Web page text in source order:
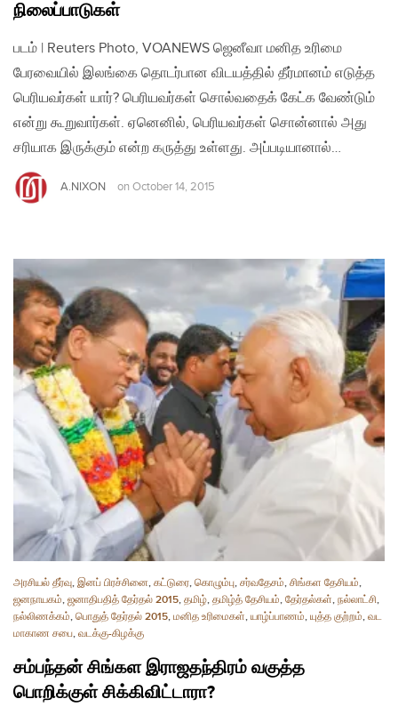
நிலைப்பாடுகள்
படம் | Reuters Photo, VOANEWS ஜெனீவா மனித உரிமை
பேரவையில் இலங்கை தொடர்பான விடயத்தில் தீர்மானம் எடுத்த
பெரியவர்கள் யார்? பெரியவர்கள் சொல்வதைக் கேட்க வேண்டும்
என்று கூறுவார்கள். ஏனெனில், பெரியவர்கள் சொன்னால் அது
சரியாக இருக்கும் என்ற கருத்து உள்ளது. அப்படியானால்…
A.NIXON on October 14, 2015
அரசியல் தீர்வு, இனப் பிரச்சினை, கட்டுரை, கொழும்பு, சர்வதேசம், சிங்கள தேசியம்,
ஜனநாயகம், ஜனாதிபதித் தேர்தல் 2015, தமிழ், தமிழ்த் தேசியம், தேர்தல்கள், நல்லாட்சி,
நல்லிணக்கம், பொதுத் தேர்தல் 2015, மனித உரிமைகள், யாழ்ப்பாணம், யுத்த குற்றம், வட
மாகாண சபை, வடக்கு-கிழக்கு
சம்பந்தன் சிங்கள இராஜதந்திரம் வகுத்த
பொறிக்குள் சிக்கிவிட்டாரா?